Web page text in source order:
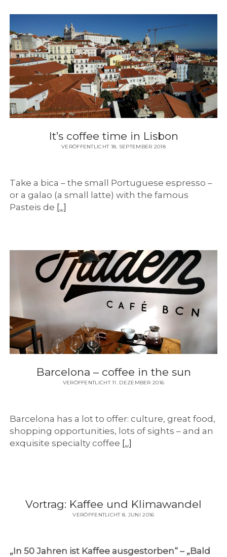
It’s coffee time in Lisbon
VERÖFFENTLICHT 18. SEPTEMBER 2018
Take a bica – the small Portuguese espresso –
or a galao (a small latte) with the famous
Pasteis de [...]
Barcelona – coffee in the sun
VERÖFFENTLICHT 11. DEZEMBER 2016
Barcelona has a lot to offer: culture, great food,
shopping opportunities, lots of sights – and an
exquisite specialty coffee [...]
Vortrag: Kaffee und Klimawandel
VERÖFFENTLICHT 8. JUNI 2016
„In 50 Jahren ist Kaffee ausgestorben“ – „Bald